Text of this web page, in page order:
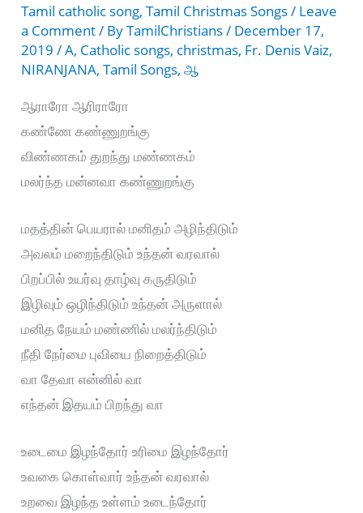
Tamil catholic song,Tamil Christmas Songs/ Leave
a Comment/ ByTamilChristians/ December 17,
2019/A, Catholic songs, christmas, Fr. Denis Vaiz,
NIRANJANA,Tamil Songs,ஆ
ஆராரோ ஆரிராரோ
கண்ணே கண்ணுறங்கு
விண்ணகம் துறந்து மண்ணகம்
மலர்ந்த மன்னவா கண்ணுறங்கு
மதத்தின் பெயரால் மனிதம் அழிந்திடும்
அவலம் மறைந்திடும் உந்தன் வரவால்
பிறப்பில் உயர்வு தாழ்வு கருதிடும்
இழிவும் ஒழிந்திடும் உந்தன் அருளால்
மனித நேயம் மண்ணில் மலர்ந்திடும்
நீதி நேர்மை புவியை நிறைத்திடும்
வா தேவா என்னில் வா
எந்தன் இதயம் பிறந்து வா
உடைமை இழந்தோர் உரிமை இழந்தோர்
உவகை கொள்வார் உந்தன் வரவால்
உறவை இழந்த உள்ளம் உடைந்தோர்